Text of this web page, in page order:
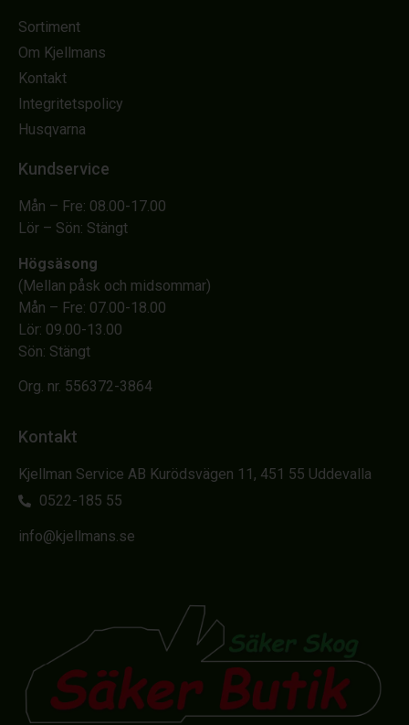
Sortiment
Om Kjellmans
Kontakt
Integritetspolicy
Husqvarna
Kundservice
Mån – Fre: 08.00-17.00
Lör – Sön: Stängt
Högsäsong
(Mellan påsk och midsommar)
Mån – Fre: 07.00-18.00
Lör: 09.00-13.00
Sön: Stängt
Org. nr. 556372-3864
Kontakt
Kjellman Service AB Kurödsvägen 11, 451 55 Uddevalla
0522-185 55
info@kjellmans.se